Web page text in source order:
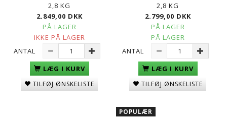
2,8 KG
2.849,00 DKK
PÅ LAGER
IKKE PÅ LAGER
ANTAL
LÆG I KURV
TILFØJ ØNSKELISTE
2,8 KG
2.799,00 DKK
PÅ LAGER
PÅ LAGER
ANTAL
LÆG I KURV
TILFØJ ØNSKELISTE
POPULÆR